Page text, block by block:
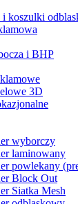
koszulki
i BHP
3D
wyborczy
laminowany
powlekany
Block Out
Siatka Mesh